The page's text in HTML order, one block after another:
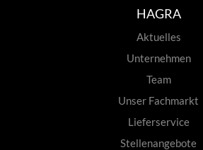
HAGRA
Aktuelles
Unternehmen
Team
Unser Fachmarkt
Lieferservice
Stellenangebote